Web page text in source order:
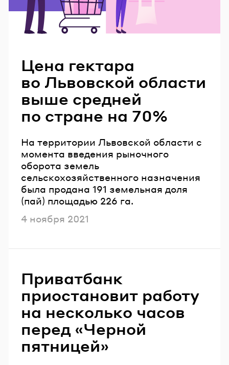
Цена гектара
во Львовской области
выше средней
по стране на 70%
На территории Львовской области с
момента введения рыночного
оборота земель
сельскохозяйственного назначения
была продана 191 земельная доля
(пай) площадью 226 га.
Опубликовано
4 ноября 2021
Приватбанк
приостановит работу
на несколько часов
перед «Черной
пятницей»